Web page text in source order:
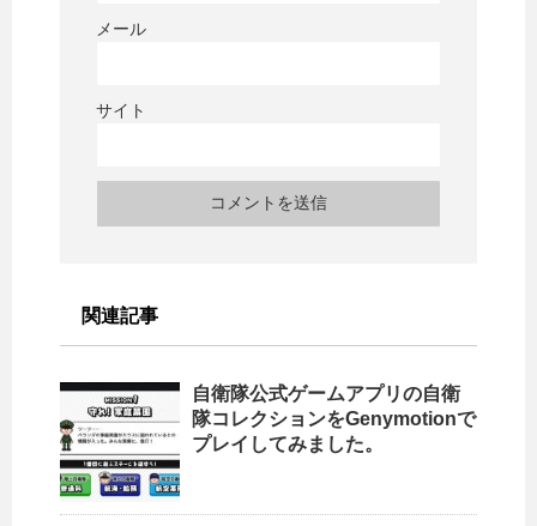
メール
サイト
関連記事
自衛隊公式ゲームアプリの自衛
隊コレクションをGenymotionで
プレイしてみました。